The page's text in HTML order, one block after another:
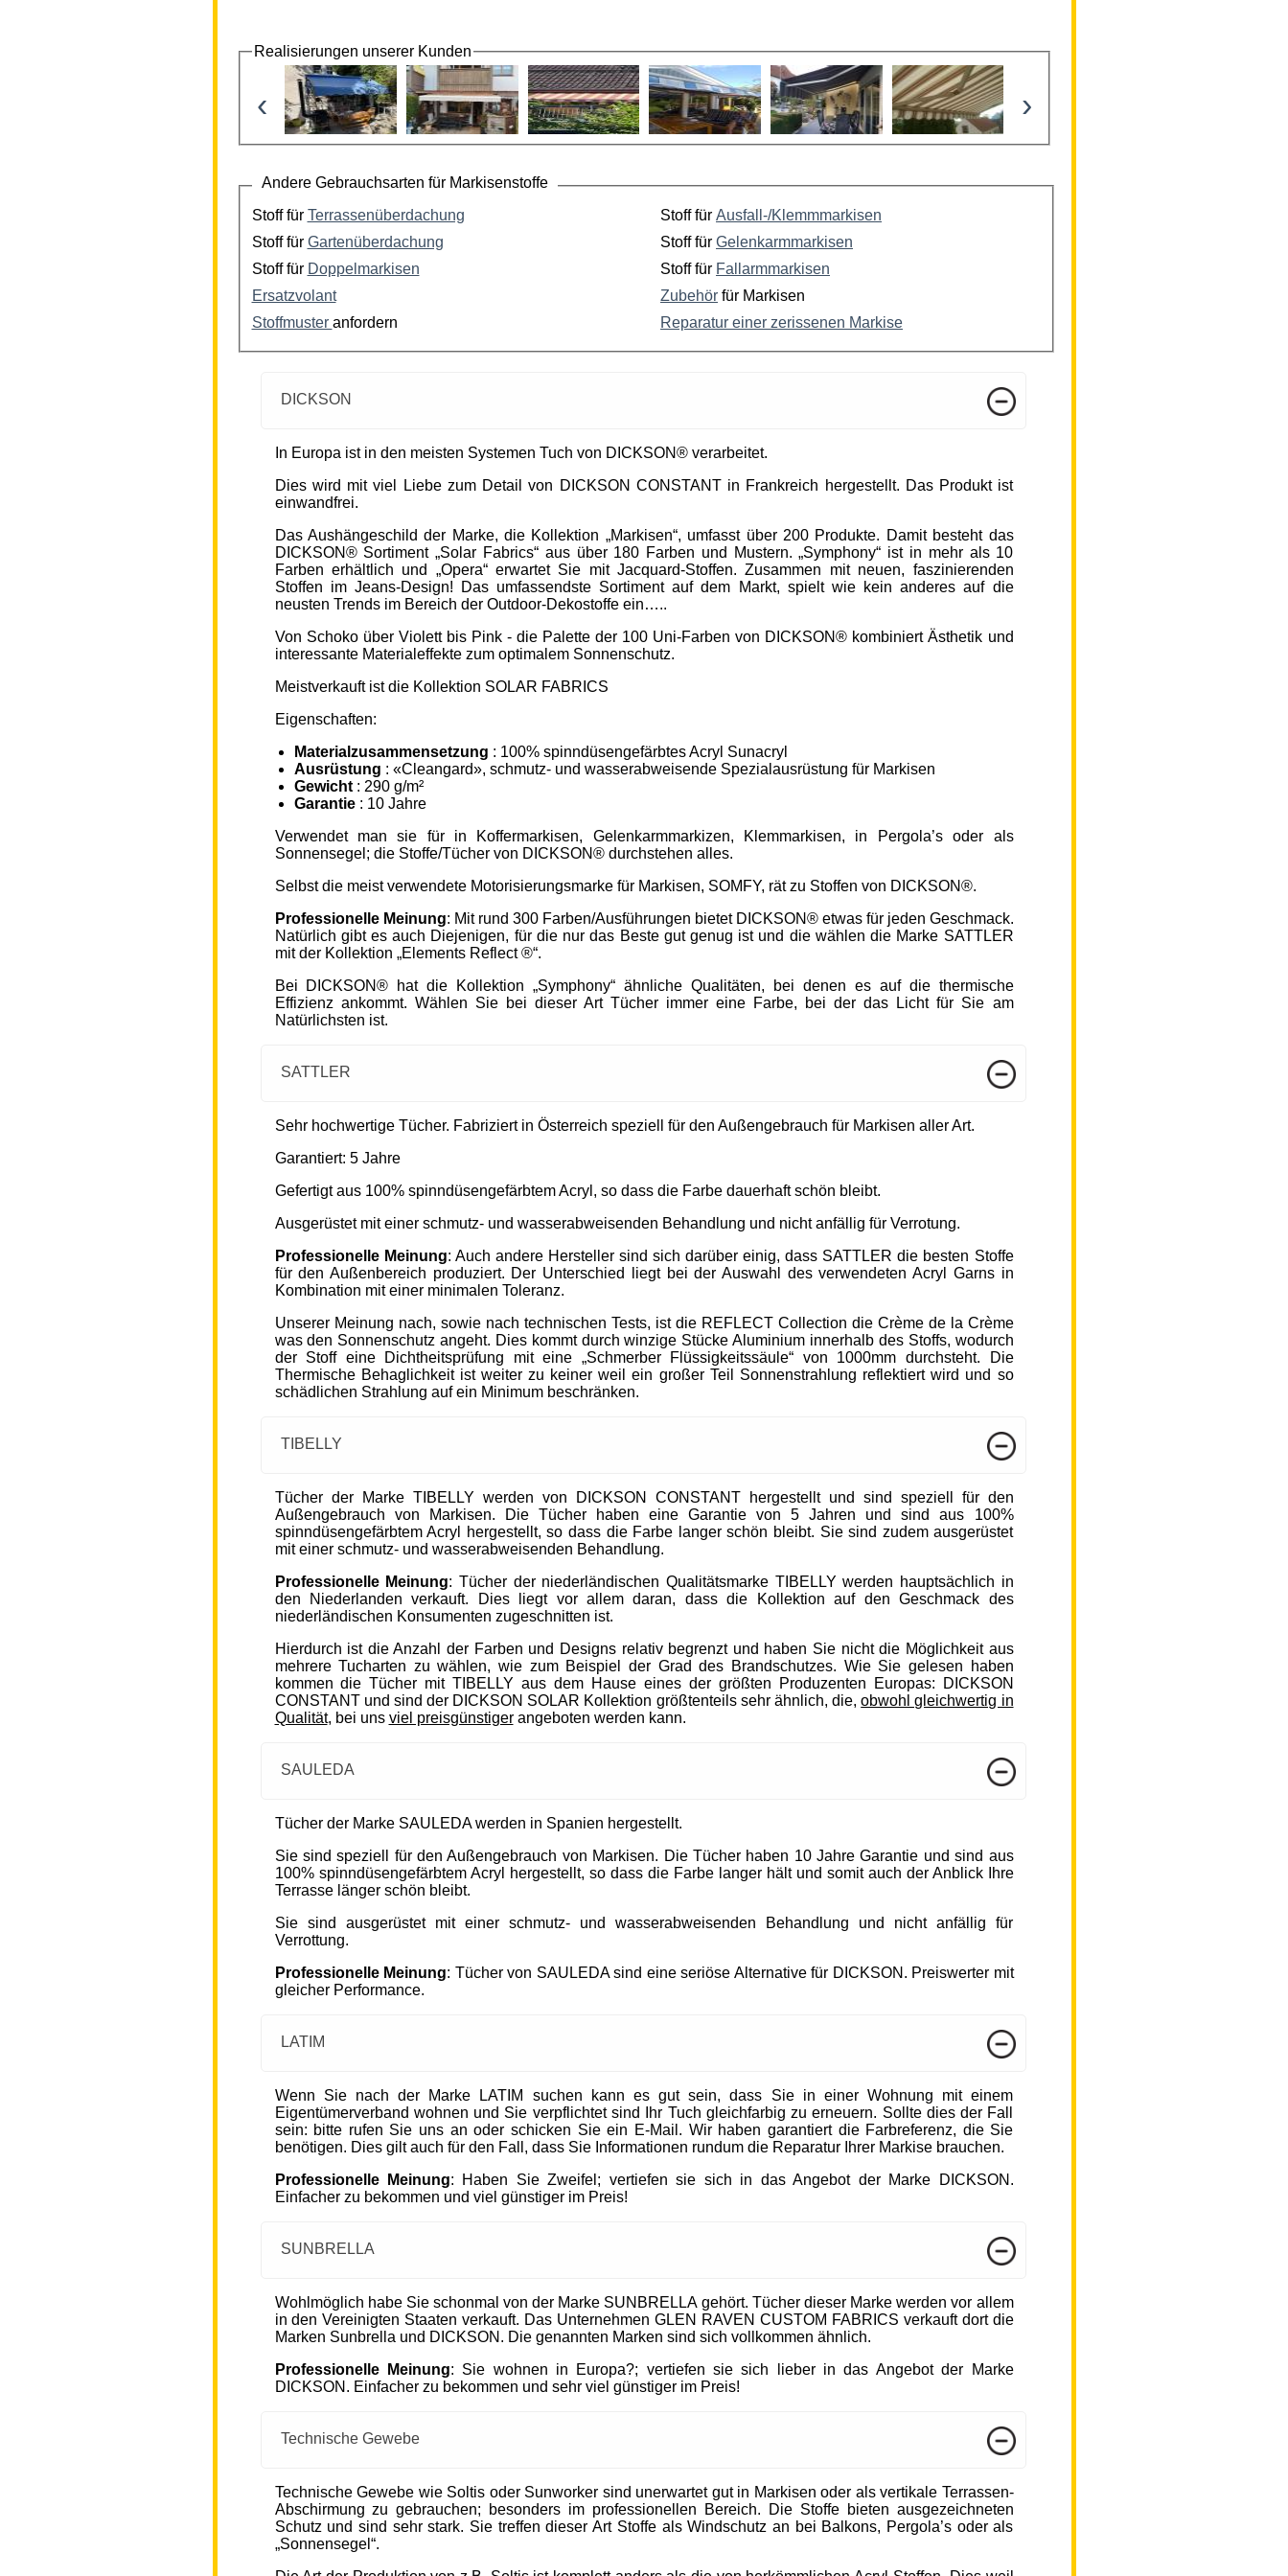
Realisierungen unserer Kunden
‹ ›
Andere Gebrauchsarten für Markisenstoffe
Stoff für Terrassenüberdachung Stoff für Ausfall-/Klemmmarkisen
Stoff für Gartenüberdachung Stoff für Gelenkarmmarkisen
Stoff für Doppelmarkisen Stoff für Fallarmmarkisen
Ersatzvolant
Zubehör für Markisen
Stoffmuster anfordern Reparatur einer zerissenen Markise
DICKSON
In Europa ist in den meisten Systemen Tuch von DICKSON® verarbeitet.
Dies wird mit viel Liebe zum Detail von DICKSON CONSTANT in Frankreich hergestellt. Das Produkt ist
einwandfrei.
Das Aushängeschild der Marke, die Kollektion „Markisen“, umfasst über 200 Produkte. Damit besteht das
DICKSON® Sortiment „Solar Fabrics“ aus über 180 Farben und Mustern. „Symphony“ ist in mehr als 10
Farben erhältlich und „Opera“ erwartet Sie mit Jacquard-Stoffen. Zusammen mit neuen, faszinierenden
Stoffen im Jeans-Design! Das umfassendste Sortiment auf dem Markt, spielt wie kein anderes auf die
neusten Trends im Bereich der Outdoor-Dekostoffe ein…..
Von Schoko über Violett bis Pink - die Palette der 100 Uni-Farben von DICKSON® kombiniert Ästhetik und
interessante Materialeffekte zum optimalem Sonnenschutz.
Meistverkauft ist die Kollektion SOLAR FABRICS
Eigenschaften:
Materialzusammensetzung : 100% spinndüsengefärbtes Acryl Sunacryl
Ausrüstung : «Cleangard», schmutz- und wasserabweisende Spezialausrüstung für Markisen
Gewicht: 290 g/m²
Garantie: 10 Jahre
Verwendet man sie für in Koffermarkisen, Gelenkarmmarkizen, Klemmarkisen, in Pergola’s oder als
Sonnensegel; die Stoffe/Tücher von DICKSON® durchstehen alles.
Selbst die meist verwendete Motorisierungsmarke für Markisen, SOMFY, rät zu Stoffen von DICKSON®.
Professionelle Meinung: Mit rund 300 Farben/Ausführungen bietet DICKSON® etwas für jeden Geschmack.
Natürlich gibt es auch Diejenigen, für die nur das Beste gut genug ist und die wählen die Marke SATTLER
mit der Kollektion „Elements Reflect ®“.
Bei DICKSON® hat die Kollektion „Symphony“ ähnliche Qualitäten, bei denen es auf die thermische
Effizienz ankommt. Wählen Sie bei dieser Art Tücher immer eine Farbe, bei der das Licht für Sie am
Natürlichsten ist.
SATTLER
Sehr hochwertige Tücher. Fabriziert in Österreich speziell für den Außengebrauch für Markisen aller Art.
Garantiert: 5 Jahre
Gefertigt aus 100% spinndüsengefärbtem Acryl, so dass die Farbe dauerhaft schön bleibt.
Ausgerüstet mit einer schmutz- und wasserabweisenden Behandlung und nicht anfällig für Verrotung.
Professionelle Meinung: Auch andere Hersteller sind sich darüber einig, dass SATTLER die besten Stoffe
für den Außenbereich produziert. Der Unterschied liegt bei der Auswahl des verwendeten Acryl Garns in
Kombination mit einer minimalen Toleranz.
Unserer Meinung nach, sowie nach technischen Tests, ist die REFLECT Collection die Crème de la Crème
was den Sonnenschutz angeht. Dies kommt durch winzige Stücke Aluminium innerhalb des Stoffs, wodurch
der Stoff eine Dichtheitsprüfung mit eine „Schmerber Flüssigkeitssäule“ von 1000mm durchsteht. Die
Thermische Behaglichkeit ist weiter zu keiner weil ein großer Teil Sonnenstrahlung reflektiert wird und so
schädlichen Strahlung auf ein Minimum beschränken.
TIBELLY
Tücher der Marke TIBELLY werden von DICKSON CONSTANT hergestellt und sind speziell für den
Außengebrauch von Markisen. Die Tücher haben eine Garantie von 5 Jahren und sind aus 100%
spinndüsengefärbtem Acryl hergestellt, so dass die Farbe langer schön bleibt. Sie sind zudem ausgerüstet
mit einer schmutz- und wasserabweisenden Behandlung.
Professionelle Meinung: Tücher der niederländischen Qualitätsmarke TIBELLY werden hauptsächlich in
den Niederlanden verkauft. Dies liegt vor allem daran, dass die Kollektion auf den Geschmack des
niederländischen Konsumenten zugeschnitten ist.
Hierdurch ist die Anzahl der Farben und Designs relativ begrenzt und haben Sie nicht die Möglichkeit aus
mehrere Tucharten zu wählen, wie zum Beispiel der Grad des Brandschutzes. Wie Sie gelesen haben
kommen die Tücher mit TIBELLY aus dem Hause eines der größten Produzenten Europas: DICKSON
CONSTANT und sind der DICKSON SOLAR Kollektion größtenteils sehr ähnlich, die,obwohl gleichwertig in
Qualität, bei uns viel preisgünstigerangeboten werden kann.
SAULEDA
Tücher der Marke SAULEDA werden in Spanien hergestellt.
Sie sind speziell für den Außengebrauch von Markisen. Die Tücher haben 10 Jahre Garantie und sind aus
100% spinndüsengefärbtem Acryl hergestellt, so dass die Farbe langer hält und somit auch der Anblick Ihre
Terrasse länger schön bleibt.
Sie sind ausgerüstet mit einer schmutz- und wasserabweisenden Behandlung und nicht anfällig für
Verrottung.
Professionelle Meinung: Tücher von SAULEDA sind eine seriöse Alternative für DICKSON. Preiswerter mit
gleicher Performance.
LATIM
Wenn Sie nach der Marke LATIM suchen kann es gut sein, dass Sie in einer Wohnung mit einem
Eigentümerverband wohnen und Sie verpflichtet sind Ihr Tuch gleichfarbig zu erneuern. Sollte dies der Fall
sein: bitte rufen Sie uns an oder schicken Sie ein E-Mail. Wir haben garantiert die Farbreferenz, die Sie
benötigen. Dies gilt auch für den Fall, dass Sie Informationen rundum die Reparatur Ihrer Markise brauchen.
Professionelle Meinung: Haben Sie Zweifel; vertiefen sie sich in das Angebot der Marke DICKSON.
Einfacher zu bekommen und viel günstiger im Preis!
SUNBRELLA
Wohlmöglich habe Sie schonmal von der Marke SUNBRELLA gehört. Tücher dieser Marke werden vor allem
in den Vereinigten Staaten verkauft. Das Unternehmen GLEN RAVEN CUSTOM FABRICS verkauft dort die
Marken Sunbrella und DICKSON. Die genannten Marken sind sich vollkommen ähnlich.
Professionelle Meinung: Sie wohnen in Europa?; vertiefen sie sich lieber in das Angebot der Marke
DICKSON. Einfacher zu bekommen und sehr viel günstiger im Preis!
Technische Gewebe
Technische Gewebe wie Soltis oder Sunworker sind unerwartet gut in Markisen oder als vertikale Terrassen-
Abschirmung zu gebrauchen; besonders im professionellen Bereich. Die Stoffe bieten ausgezeichneten
Schutz und sind sehr stark. Sie treffen dieser Art Stoffe als Windschutz an bei Balkons, Pergola’s oder als
„Sonnensegel“.